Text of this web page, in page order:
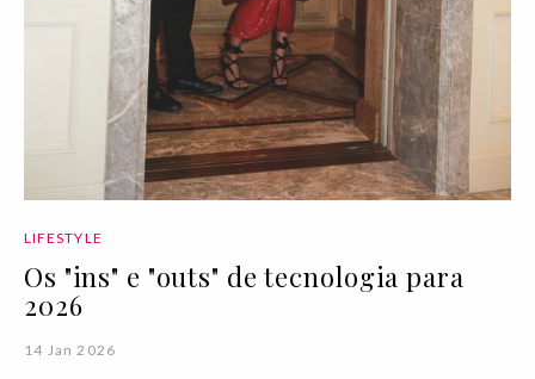
LIFESTYLE
Os "ins" e "outs" de tecnologia para
2026
14 Jan 2026